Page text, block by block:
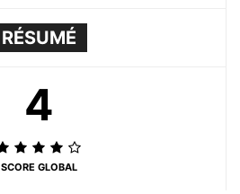
RÉSUMÉ
4
SCORE GLOBAL